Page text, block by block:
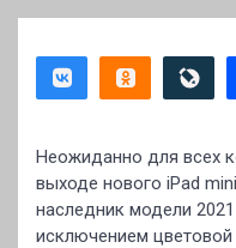
Неожиданно для всех
выходе нового iPad
наследник модели
исключением